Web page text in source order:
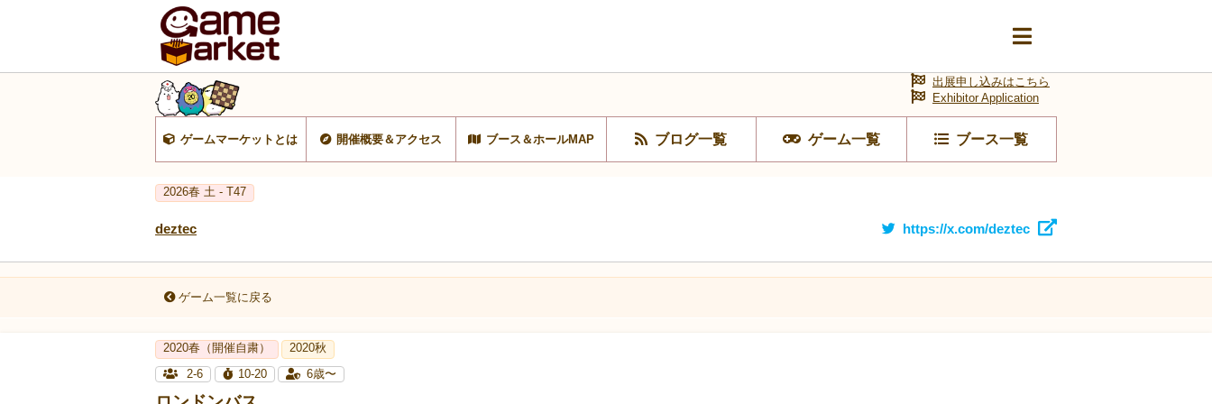
ゲームマーケットとは 開催概要＆アクセス ブース＆ホールMAP ブログ一覧 ゲーム一覧 ブース一覧
出展申し込みはこちら
Exhibitor Application
2026春 土 - T47
deztec https://x.com/deztec
ゲーム一覧に戻る
2020春（開催自粛）
2020秋
2-6
10-20 6歳〜